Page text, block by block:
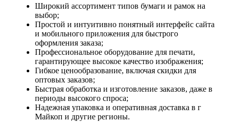
Широкий ассортимент типов бумаги и рамок на
выбор;
Простой и интуитивно понятный интерфейс сайта
и мобильного приложения для быстрого
оформления заказа;
Профессиональное оборудование для печати,
гарантирующее высокое качество изображения;
Гибкое ценообразование, включая скидки для
оптовых заказов;
Быстрая обработка и изготовление заказов, даже в
периоды высокого спроса;
Надежная упаковка и оперативная доставка в г
Майкоп и другие регионы.